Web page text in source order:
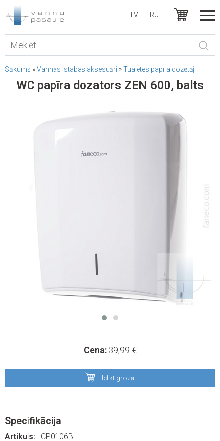
LV RU
Sākums »Vannas istabas aksesuāri »Tualetes papīra dozētāji
WC papīra dozators ZEN 600, balts
Cena: 39,99 €
Ielikt grozā
Specifikācija
Artikuls: LCP0106B